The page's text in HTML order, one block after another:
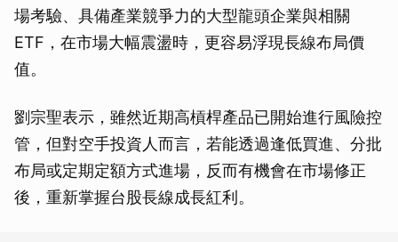
場考驗、具備產業競爭力的大型龍頭企業與相關
ETF，在市場大幅震盪時，更容易浮現長線布局價
值。
劉宗聖表示，雖然近期高槓桿產品已開始進行風險控
管，但對空手投資人而言，若能透過逢低買進、分批
布局或定期定額方式進場，反而有機會在市場修正
後，重新掌握台股長線成長紅利。